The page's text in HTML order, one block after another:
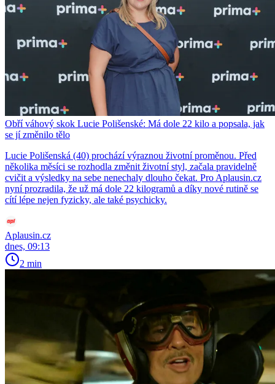
Obří váhový skok Lucie Polišenské: Má dole 22 kilo a popsala, jak
se jí změnilo tělo
Lucie Polišenská (40) prochází výraznou životní proměnou. Před
několika měsíci se rozhodla změnit životní styl, začala pravidelně
cvičit a výsledky na sebe nenechaly dlouho čekat. Pro Aplausin.cz
nyní prozradila, že už má dole 22 kilogramů a díky nové rutině se
cítí lépe nejen fyzicky, ale také psychicky.
Aplausin.cz
dnes, 09:13
2 min